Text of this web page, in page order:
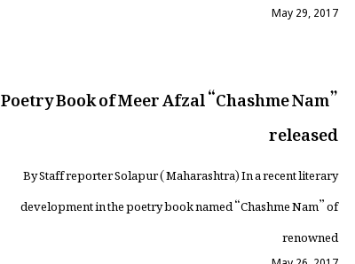
May 29, 2017
Poetry Book of Meer Afzal “Chashme Nam”
released
By Staff reporter Solapur ( Maharashtra) In a recent literary
development in the poetry book named “Chashme Nam” of
renowned